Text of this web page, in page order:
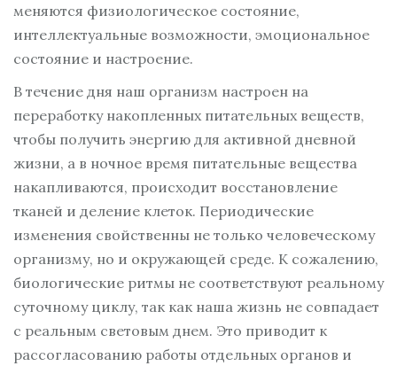
меняются физиологическое состояние,
интеллектуальные возможности, эмоциональное
состояние и настроение.
В течение дня наш организм настроен на
переработку накопленных питательных веществ,
чтобы получить энергию для активной дневной
жизни, а в ночное время питательные вещества
накапливаются, происходит восстановление
тканей и деление клеток. Периодические
изменения свойственны не только человеческому
организму, но и окружающей среде. К сожалению,
биологические ритмы не соответствуют реальному
суточному циклу, так как наша жизнь не совпадает
с реальным световым днем. Это приводит к
рассогласованию работы отдельных органов и